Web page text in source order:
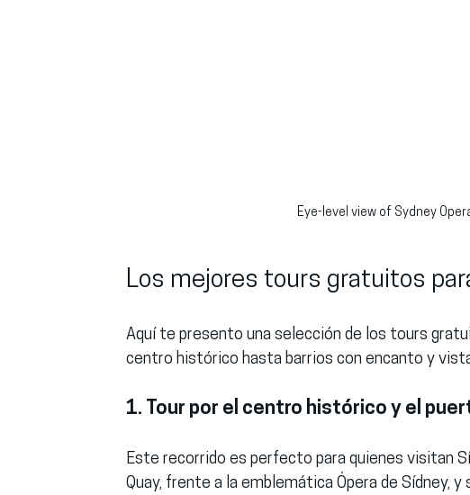
Eye-level view of Sydney
Los mejores tours gratuitos
Aquí te presento una selección de los tours
centro histórico hasta barrios con encanto y
1. Tour por el centro histórico y el
Este recorrido es perfecto para quienes visitan
Quay, frente a la emblemática Ópera de Sídney,